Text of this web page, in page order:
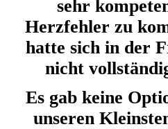
sehr
Herzfehler zu
hatte sich in der
nicht
Es gab keine
unseren